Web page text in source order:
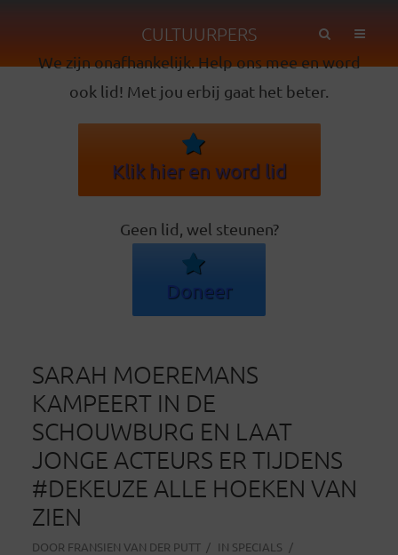
CULTUURPERS
We zijn onafhankelijk. Help ons mee en word
ook lid! Met jou erbij gaat het beter.
Klik hier en word lid
Geen lid, wel steunen?
Doneer
SARAH MOEREMANS
KAMPEERT IN DE
SCHOUWBURG EN LAAT
JONGE ACTEURS ER TIJDENS
#DEKEUZE ALLE HOEKEN VAN
ZIEN
DOOR FRANSIEN VAN DER PUTT IN SPECIALS